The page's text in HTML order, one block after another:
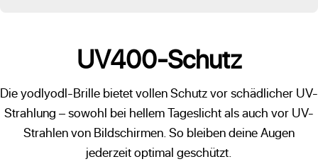
UV400-Schutz
Die yodlyodl-Brille bietet vollen Schutz vor schädlicher UV-
Strahlung – sowohl bei hellem Tageslicht als auch vor UV-
Strahlen von Bildschirmen. So bleiben deine Augen
jederzeit optimal geschützt.